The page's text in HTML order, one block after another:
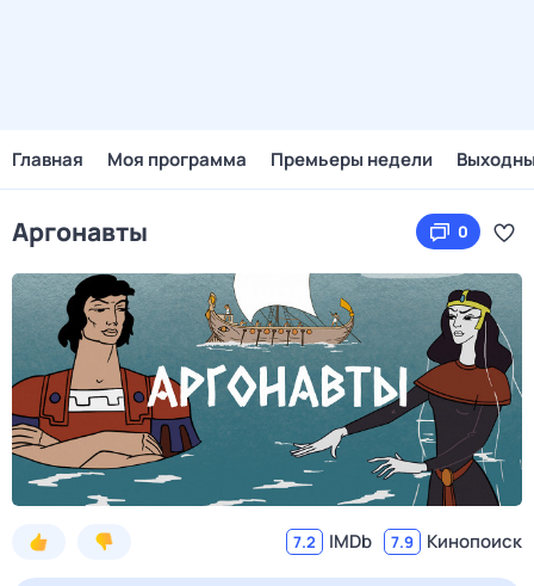
Главная Моя программа Премьеры недели
Аргонавты 0
7.2 IMDb 7.9 Кинопоиск